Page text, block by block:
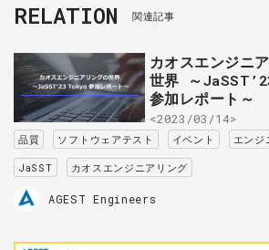
RELATION 関連記事
カオスエンジニ
世界 ～
参加レポート～
<2023/03/14>
品質 ソフトウェアテスト イベント エンジ
JaSST カオスエンジニアリング
AGEST Engineers